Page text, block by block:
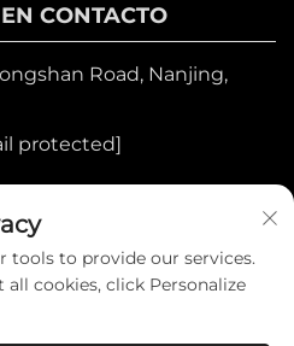
CONTACTO
Road, Nanjing,
protected]
© 2025 por Heniemo
tools to provide our services.
cookies, click Personalize